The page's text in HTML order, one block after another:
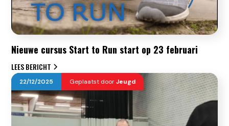
Nieuwe cursus Start to Run start op 23 februari
LEES BERICHT
22/12/2025 Geplaatst doorJeugd